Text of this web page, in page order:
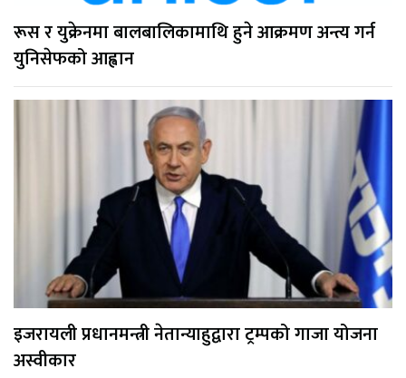
रूस र युक्रेनमा बालबालिकामाथि हुने आक्रमण अन्त्य गर्न
युनिसेफको आह्वान
इजरायली प्रधानमन्त्री नेतान्याहुद्वारा ट्रम्पको गाजा योजना
अस्वीकार